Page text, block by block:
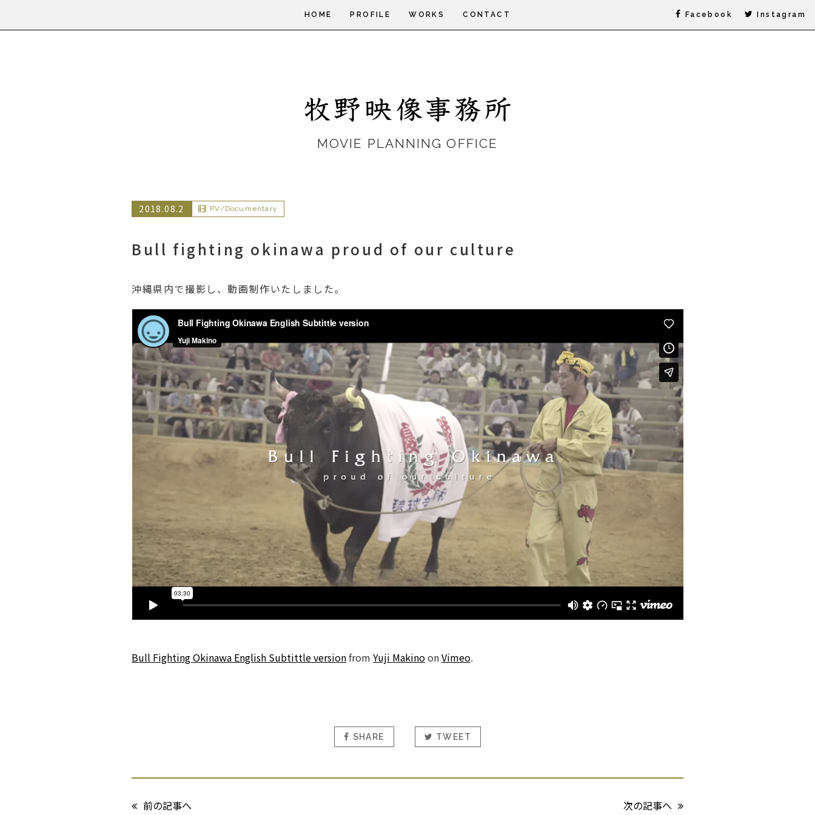
HOME PROFILE WORKS CONTACT Facebook Instagram
MOVIE PLANNING OFFICE
2018.08.2 PV/Documentary
Bull fighting okinawa proud of our culture
沖縄県内で撮影し、動画制作いたしました。
Bull Fighting Okinawa English Subtittle versionfrom Yuji MakinoonVimeo.
SHARE TWEET
前の記事へ 次の記事へ